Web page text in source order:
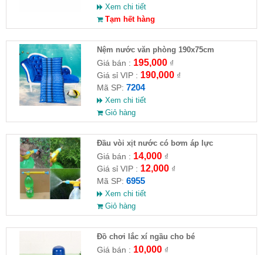
Xem chi tiết
Tạm hết hàng
Nệm nước văn phòng 190x75cm
Giá bán : 195,000₫
Giá sỉ VIP : 190,000₫
Mã SP: 7204
Xem chi tiết
Giỏ hàng
Đầu vòi xịt nước có bơm áp lực
Giá bán : 14,000₫
Giá sỉ VIP : 12,000₫
Mã SP: 6955
Xem chi tiết
Giỏ hàng
Đồ chơi lắc xí ngầu cho bé
Giá bán : 10,000₫